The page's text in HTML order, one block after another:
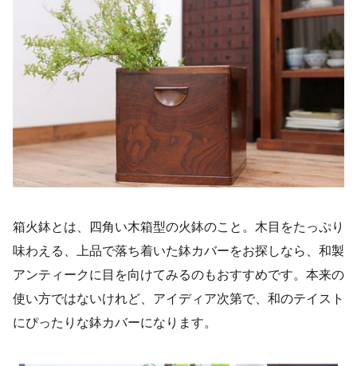
箱火鉢とは、四角い木箱型の火鉢のこと。木目をたっぷり
味わえる、上品で落ち着いた鉢カバーをお探しなら、和製
アンティークに目を向けてみるのもおすすめです。本来の
使い方ではないけれど、アイディア次第で、和のテイスト
にぴったりな鉢カバーになります。